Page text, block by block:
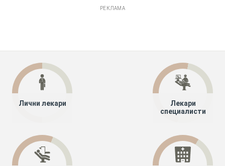
РЕКЛАМА
Лични лекари
Лекари
специалисти